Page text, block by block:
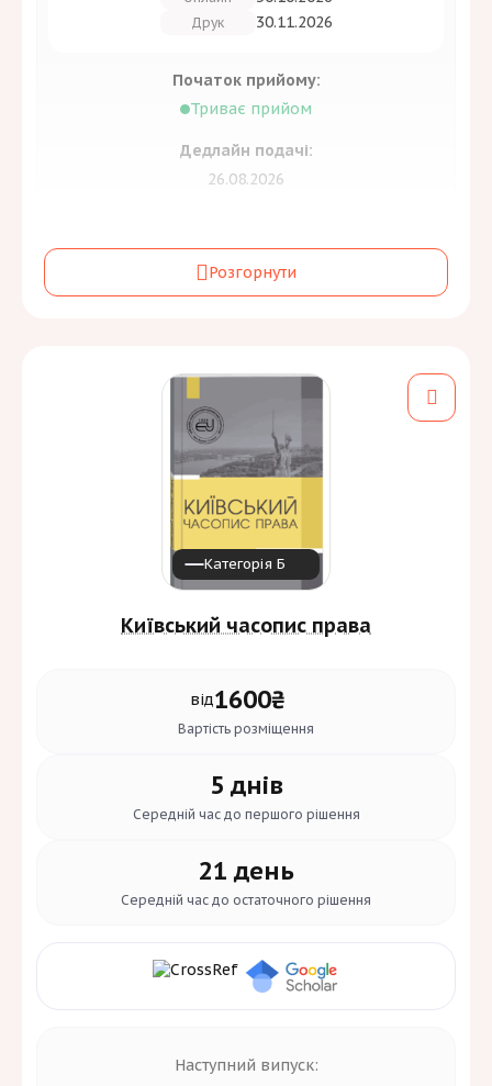
Засновник:
Інститут держави і права ім. В.М. Корецького НАН
Українитаінші (1)
Галузь знань та спеціальність:
Бізнес, адміністрування та право
Мови:
Друк 30.11.2026
Початок прийому:
Триває прийом
Дедлайн подачі:
26.08.2026
Розгорнути
Категорія Б
Київський часопис права
від1600₴
Вартість розміщення
5 днів
Середній час до першого рішення
21 день
Середній час до остаточного рішення
Наступний випуск: